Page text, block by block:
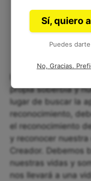
propia soberbia y
lugar de buscar la
reconocimiento,
el reconocimiento
y reconocer
Creador. Debemos
nuestras vidas y
nos llevará a una
Sí, quiero
Puedes
No, Gracias.